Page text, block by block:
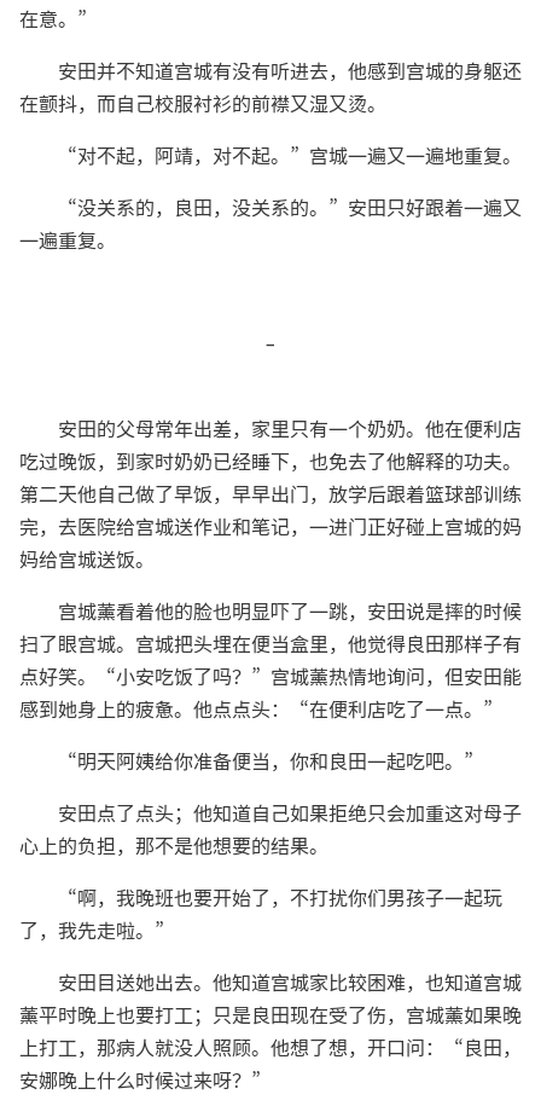
在意。”
安田并不知道宫城有没有听进去，他感到宫城的身躯还
在颤抖，而自己校服衬衫的前襟又湿又烫。
“对不起，阿靖，对不起。”宫城一遍又一遍地重复。
“没关系的，良田，没关系的。”安田只好跟着一遍又
一遍重复。
-
安田的父母常年出差，家里只有一个奶奶。他在便利店
吃过晚饭，到家时奶奶已经睡下，也免去了他解释的功夫。
第二天他自己做了早饭，早早出门，放学后跟着篮球部训练
完，去医院给宫城送作业和笔记，一进门正好碰上宫城的妈
妈给宫城送饭。
宫城薰看着他的脸也明显吓了一跳，安田说是摔的时候
扫了眼宫城。宫城把头埋在便当盒里，他觉得良田那样子有
点好笑。“小安吃饭了吗？”宫城薰热情地询问，但安田能
感到她身上的疲惫。他点点头：“在便利店吃了一点。”
“明天阿姨给你准备便当，你和良田一起吃吧。”
安田点了点头；他知道自己如果拒绝只会加重这对母子
心上的负担，那不是他想要的结果。
“啊，我晚班也要开始了，不打扰你们男孩子一起玩
了，我先走啦。”
安田目送她出去。他知道宫城家比较困难，也知道宫城
薰平时晚上也要打工；只是良田现在受了伤，宫城薰如果晚
上打工，那病人就没人照顾。他想了想，开口问：“良田，
安娜晚上什么时候过来呀？”